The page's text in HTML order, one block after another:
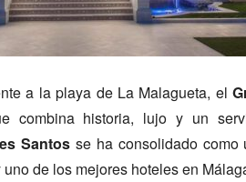
a la playa de La Malagueta, el
combina historia, lujo y un
Santos se ha consolidado
uno de los mejores hoteles en